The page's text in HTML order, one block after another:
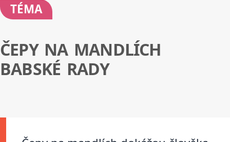
TÉMA
ČEPY NA MANDLÍCH
BABSKÉ RADY